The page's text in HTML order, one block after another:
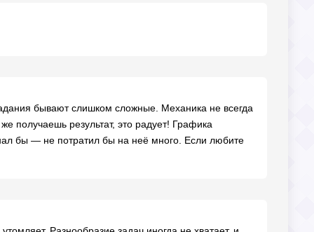
бывают слишком сложные. Механика не всегда
получаешь результат, это радует! Графика
бы — не потратил бы на неё много. Если любите